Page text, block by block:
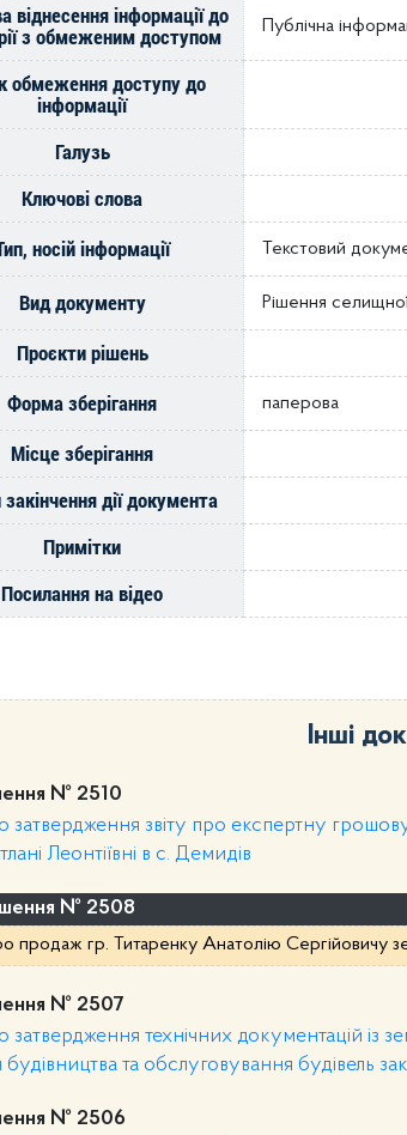
віднесення інформації до
з обмеженим доступом Публічна
обмеження доступу до
інформації
Галузь
Ключові слова
носій інформації
Текстовий
Вид документу Рішення
Проєкти рішень
Форма зберігання
паперова
Місце зберігання
закінчення дії документа
Примітки
Посилання на відео
Інші
№ 2510
затвердження звіту про експертну
Леонтіївні в с. Демидів
№ 2508
продаж гр. Титаренку Анатолію Сергійовичу
№ 2507
затвердження технічних документацій із
будівництва та обслуговування будівель
№ 2506